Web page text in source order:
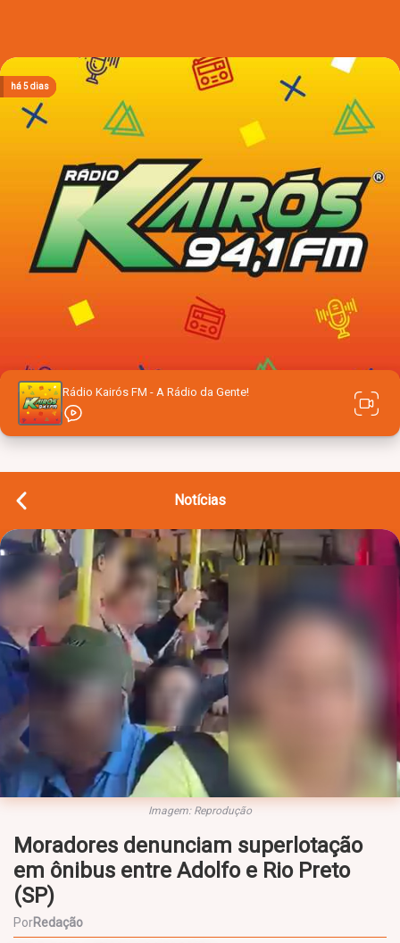
Rádio Kairós FM - A Rádio da Gente!
Notícias
Imagem: Reprodução
Moradores denunciam superlotação
em ônibus entre Adolfo e Rio Preto
(SP)
PorRedação
há 2 dias
há 2 dias
há 2 dias
há 2 dias
há 5 dias